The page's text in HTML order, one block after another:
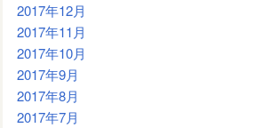
2017年12月
2017年11月
2017年10月
2017年9月
2017年8月
2017年7月